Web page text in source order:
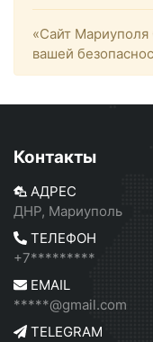
«Сайт Мариуполя
вашей
Контакты
АДРЕС
ДНР, Мариуполь
ТЕЛЕФОН
+7*********
EMAIL
*****@gmail.com
TELEGRAM